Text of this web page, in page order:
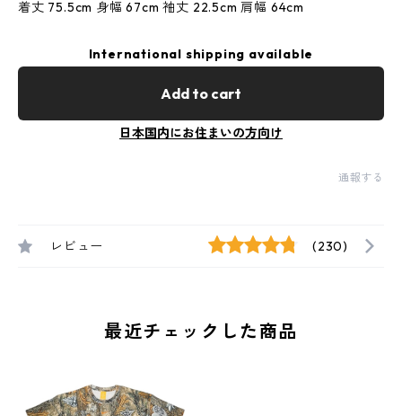
着丈 75.5cm 身幅 67cm 袖丈 22.5cm 肩幅 64cm
International shipping available
Add to cart
日本国内にお住まいの方向け
通報する
レビュー (230)
最近チェックした商品